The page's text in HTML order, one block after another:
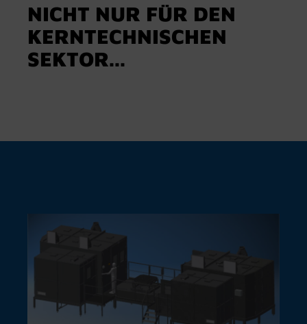
NICHT NUR FÜR DEN
KERNTECHNISCHEN
SEKTOR...